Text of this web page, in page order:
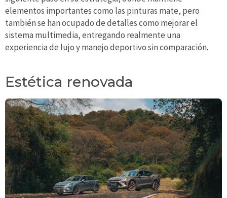
elementos importantes como las pinturas mate, pero
también se han ocupado de detalles como mejorar el
sistema multimedia, entregando realmente una
experiencia de lujo y manejo deportivo sin comparación.
Estética renovada